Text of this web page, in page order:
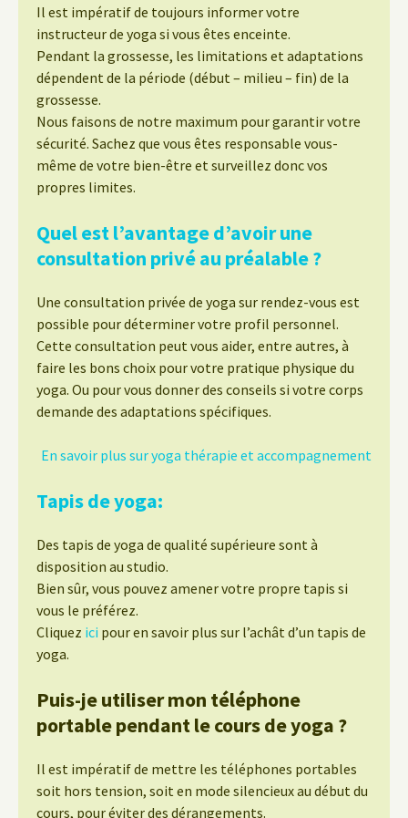
Il est impératif de toujours informer votre
instructeur de yoga si vous êtes enceinte.
Pendant la grossesse, les limitations et adaptations
dépendent de la période (début – milieu – fin) de la
grossesse.
Nous faisons de notre maximum pour garantir votre
sécurité. Sachez que vous êtes responsable vous-
même de votre bien-être et surveillez donc vos
propres limites.
Quel est l’avantage d’avoir une
consultation privé au préalable ?
Une consultation privée de yoga sur rendez-vous est
possible pour déterminer votre profil personnel.
Cette consultation peut vous aider, entre autres, à
faire les bons choix pour votre pratique physique du
yoga. Ou pour vous donner des conseils si votre corps
demande des adaptations spécifiques.
En savoir plus sur yoga thérapie et accompagnement
Tapis de yoga:
Des tapis de yoga de qualité supérieure sont à
disposition au studio.
Bien sûr, vous pouvez amener votre propre tapis si
vous le préférez.
Cliquez ici pour en savoir plus sur l’achât d’un tapis de
yoga.
Puis-je utiliser mon téléphone
portable pendant le cours de yoga ?
Il est impératif de mettre les téléphones portables
soit hors tension, soit en mode silencieux au début du
cours, pour éviter des dérangements.